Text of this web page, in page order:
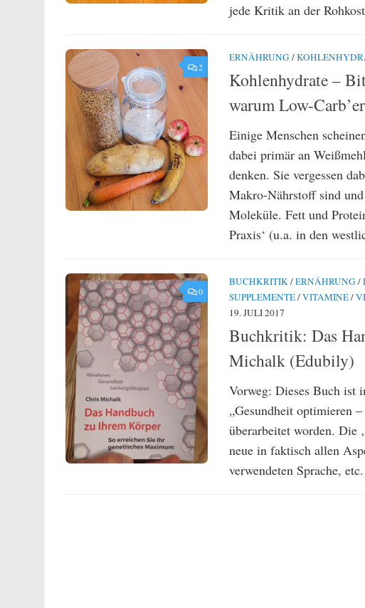
jede Kritik an der
2
ERNÄHRUNG /
Kohlenhydrate –
warum Low-
Einige Menschen
dabei primär an
denken. Sie vergessen
Makro-Nährstoff sind
Moleküle. Fett und
Praxis‘ (u.a. in den
0
BUCHKRITIK/ERNÄHRUNG /
SUPPLEMENTE/VITAMINE/
19. JULI 2017
Buchkritik: Das
Michalk (Edubily)
Vorweg: Dieses Buch ist
„Gesundheit optimieren
überarbeitet worden. Die
neue in faktisch allen
verwendeten Sprache,